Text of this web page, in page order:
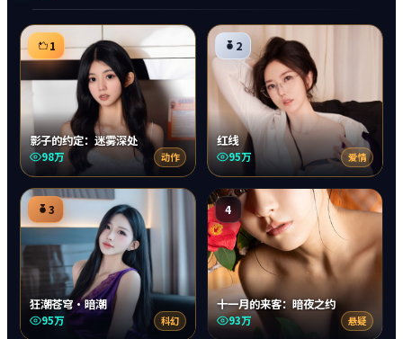
1
影子的约定：迷雾深处
98万 动作
2
红线
95万 爱情
3
狂潮苍穹·暗潮
95万 科幻
4
十一月的来客：暗夜之约
93万 悬疑